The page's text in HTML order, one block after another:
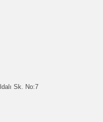
Sk. No:7